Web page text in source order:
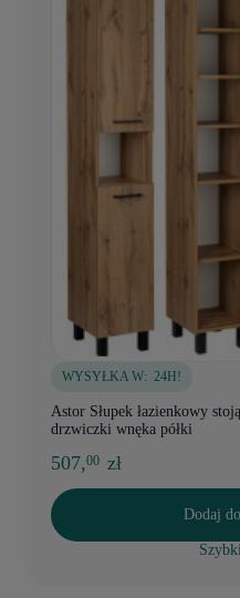
WYSYŁKA W: 24H!
Astor Słupek łazienkowy
drzwiczki wnęka półki
507,00 zł
Dodaj